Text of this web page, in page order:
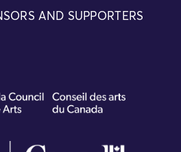
AND SUPPORTERS